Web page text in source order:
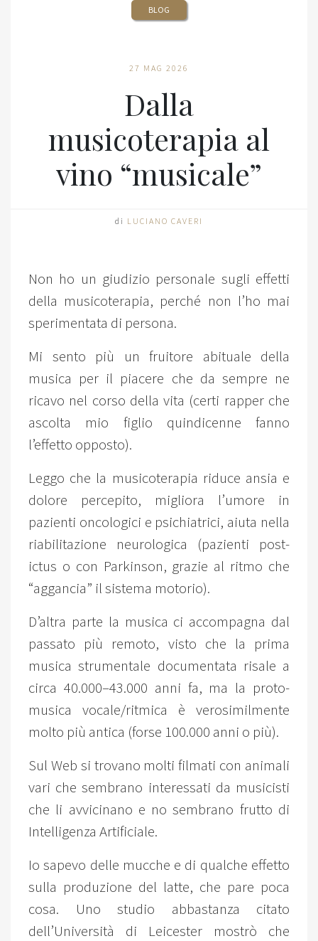
BLOG
27 MAG 2026
Dalla
musicoterapia al
vino “musicale”
di LUCIANO CAVERI
Non ho un giudizio personale sugli effetti
della musicoterapia, perché non l’ho mai
sperimentata di persona.
Mi sento più un fruitore abituale della
musica per il piacere che da sempre ne
ricavo nel corso della vita (certi rapper che
ascolta mio figlio quindicenne fanno
l’effetto opposto).
Leggo che la musicoterapia riduce ansia e
dolore percepito, migliora l’umore in
pazienti oncologici e psichiatrici, aiuta nella
riabilitazione neurologica (pazienti post-
ictus o con Parkinson, grazie al ritmo che
“aggancia” il sistema motorio).
D’altra parte la musica ci accompagna dal
passato più remoto, visto che la prima
musica strumentale documentata risale a
circa 40.000–43.000 anni fa, ma la proto-
musica vocale/ritmica è verosimilmente
molto più antica (forse 100.000 anni o più).
Sul Web si trovano molti filmati con animali
vari che sembrano interessati da musicisti
che li avvicinano e no sembrano frutto di
Intelligenza Artificiale.
Io sapevo delle mucche e di qualche effetto
sulla produzione del latte, che pare poca
cosa. Uno studio abbastanza citato
dell’Università di Leicester mostrò che